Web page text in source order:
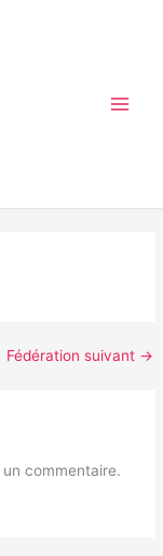
Fédération suivant →
commentaire.